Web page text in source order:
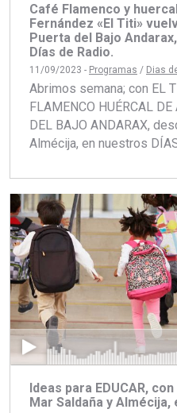
Café Flamenco y
Fernández «El Titi»
Puerta del Bajo
Días de Radio.
11/09/2023 - Programas / Dias
Abrimos semana; con EL
FLAMENCO HUÉRCAL
DEL BAJO ANDARAX,
Almécija, en nuestros DÍAS
Ideas para EDUCAR,
Mar Saldaña y Almécija,